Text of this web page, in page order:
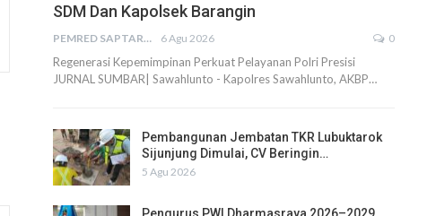
SDM Dan Kapolsek Barangin
PEMRED SAPTARIUS 6 Agu 2026 0
Regenerasi Kepemimpinan Perkuat Pelayanan Polri Presisi
JURNAL SUMBAR| Sawahlunto - Kapolres Sawahlunto, AKBP…
Pembangunan Jembatan TKR Lubuktarok
Sijunjung Dimulai, CV Beringin…
5 Agu 2026